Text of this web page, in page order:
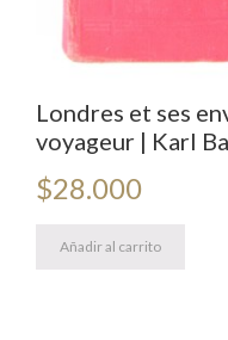
Londres et ses
voyageur | Karl
$28.000
Añadir al carrito